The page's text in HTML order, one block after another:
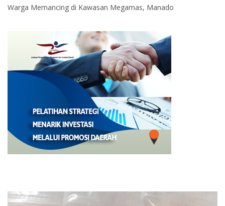
Warga Memancing di Kawasan Megamas, Manado